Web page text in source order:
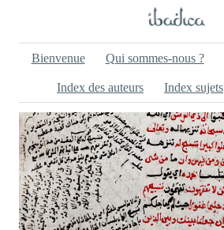
Bienvenue Qui sommes-nous ?
Index des auteurs Index sujets